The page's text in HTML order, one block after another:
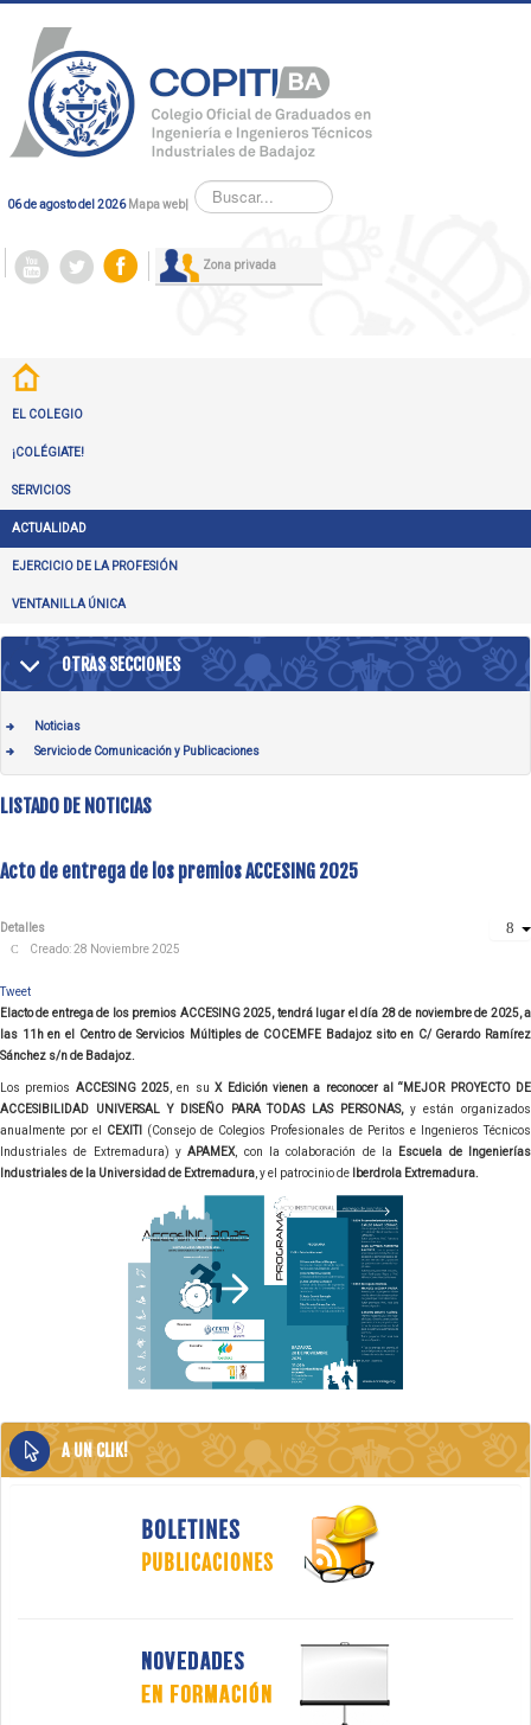
06 de agosto del 2026 Mapa web|
Buscar...
Zona privada
EL COLEGIO
¡COLÉGIATE!
SERVICIOS
ACTUALIDAD
EJERCICIO DE LA PROFESIÓN
VENTANILLA ÚNICA
OTRAS SECCIONES
Noticias
Servicio de Comunicación y Publicaciones
LISTADO DE NOTICIAS
Acto de entrega de los premios ACCESING 2025
Detalles
Creado: 28 Noviembre 2025
Tweet
El acto de entrega de los premios ACCESING 2025, tendrá lugar el día 28 de noviembre de 2025, a
las 11h en el Centro de Servicios Múltiples de COCEMFE Badajoz sito en C/ Gerardo Ramírez
Sánchez s/n de Badajoz.
Los premios ACCESING 2025 , en suX Edición vienen a reconocer al “MEJOR PROYECTO DE
ACCESIBILIDAD UNIVERSAL Y DISEÑO PARA TODAS LAS PERSONAS,y están organizados
anualmente por el CEXITI
(Consejo de Colegios Profesionales de Peritos e Ingenieros Técnicos
Industriales de Extremadura) yAPAMEX , con la colaboración de la
Escuela de Ingenierías
Industriales de la Universidad de Extremadura , y el patrocinio de Iberdrola Extremadura.
A UN CLIK!